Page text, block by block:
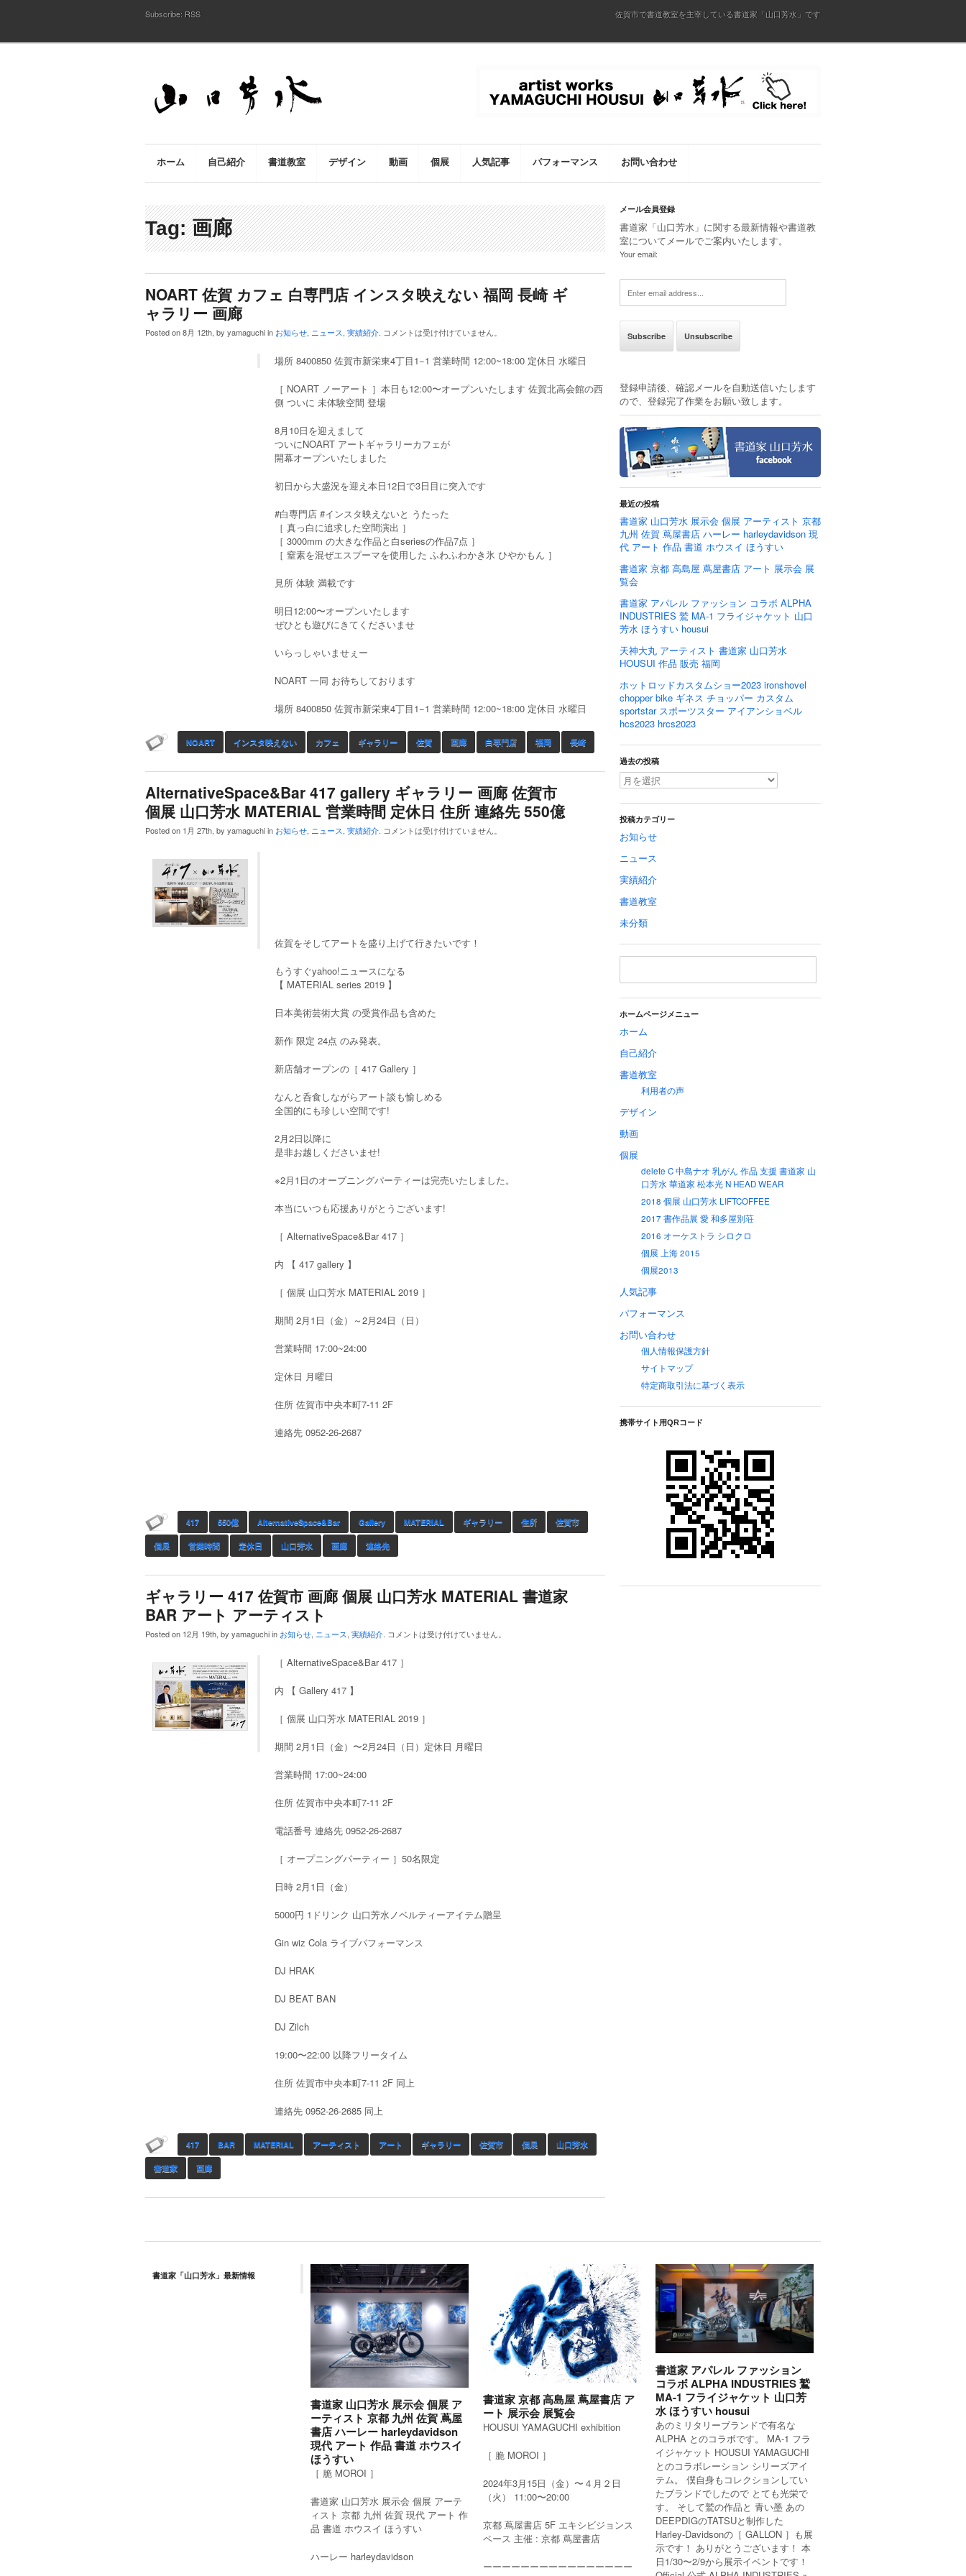
Subscribe: RSS 佐賀市で書道教室を主宰している書道家「山口芳水」です
ホーム 自己紹介 書道教室 デザイン 動画 個展 人気記事 パフォーマンス お問い合わせ
Tag: 画廊
NOART 佐賀 カフェ 白専門店 インスタ映えない 福岡 長崎 ギ
ャラリー 画廊
Posted on 8月 12th, by yamaguchi in お知らせ, ニュース, 実績紹介. コメントは受け付けていません。
場所 8400850 佐賀市新栄東4丁目1−1 営業時間 12:00~18:00 定休日 水曜日
［ NOART ノーアート ］本日も12:00〜オープンいたします 佐賀北高会館の西
側 ついに 未体験空間 登場
8月10日を迎えまして
ついにNOART アートギャラリーカフェが
開幕オープンいたしました
初日から大盛況を迎え本日12日で3日目に突入です
#白専門店 #インスタ映えないと うたった
［ 真っ白に追求した空間演出 ］
［ 3000mm の大きな作品と白seriesの作品7点 ］
［ 窒素を混ぜエスプーマを使用した ふわふわかき氷 ひやかもん ］
見所 体験 満載です
明日12:00〜オープンいたします
ぜひとも遊びにきてくださいませ
いらっしゃいませぇー
NOART 一同 お待ちしております
場所 8400850 佐賀市新栄東4丁目1−1 営業時間 12:00~18:00 定休日 水曜日
NOART インスタ映えない カフェ ギャラリー 佐賀 画廊 白専門店 福岡 長崎
AlternativeSpace&Bar 417 gallery ギャラリー 画廊 佐賀市
個展 山口芳水 MATERIAL 営業時間 定休日 住所 連絡先 550億
Posted on 1月 27th, by yamaguchi in お知らせ, ニュース, 実績紹介. コメントは受け付けていません。
佐賀をそしてアートを盛り上げて行きたいです！
もうすぐyahoo!ニュースになる
【 MATERIAL series 2019 】
日本美術芸術大賞 の受賞作品も含めた
新作 限定 24点 のみ発表。
新店舗オープンの［ 417 Gallery ］
なんと呑食しながらアート談も愉しめる
全国的にも珍しい空間です!
2月2日以降に
是非お越しくださいませ!
※2月1日のオープニングパーティーは完売いたしました。
本当にいつも応援ありがとうございます!
［ AlternativeSpace&Bar 417 ］
内 【 417 gallery 】
［ 個展 山口芳水 MATERIAL 2019 ］
期間 2月1日（金）～2月24日（日）
営業時間 17:00~24:00
定休日 月曜日
住所 佐賀市中央本町7-11 2F
連絡先 0952-26-2687
417 550億 AlternativeSpace&Bar Gallery MATERIAL ギャラリー 住所 佐賀市
個展 営業時間 定休日 山口芳水 画廊 連絡先
ギャラリー 417 佐賀市 画廊 個展 山口芳水 MATERIAL 書道家
BAR アート アーティスト
Posted on 12月 19th, by yamaguchi in お知らせ, ニュース, 実績紹介. コメントは受け付けていません。
［ AlternativeSpace&Bar 417 ］
内 【 Gallery 417 】
［ 個展 山口芳水 MATERIAL 2019 ］
期間 2月1日（金）〜2月24日（日）定休日 月曜日
営業時間 17:00~24:00
住所 佐賀市中央本町7-11 2F
電話番号 連絡先 0952-26-2687
［ オープニングパーティー ］50名限定
日時 2月1日（金）
5000円 1ドリンク 山口芳水ノベルティーアイテム贈呈
Gin wiz Cola ライブパフォーマンス
DJ HRAK
DJ BEAT BAN
DJ Zilch
19:00〜22:00 以降フリータイム
住所 佐賀市中央本町7-11 2F 同上
連絡先 0952-26-2685 同上
417 BAR MATERIAL アーティスト アート ギャラリー 佐賀市 個展 山口芳水
書道家 画廊
メール会員登録
書道家「山口芳水」に関する最新情報や書道教
室についてメールでご案内いたします。
Your email:
登録申請後、確認メールを自動送信いたします
ので、登録完了作業をお願い致します。
最近の投稿
書道家 山口芳水 展示会 個展 アーティスト 京都
九州 佐賀 蔦屋書店 ハーレー harleydavidson 現
代 アート 作品 書道 ホウスイ ほうすい
書道家 京都 高島屋 蔦屋書店 アート 展示会 展
覧会
書道家 アパレル ファッション コラボ ALPHA
INDUSTRIES 鷲 MA-1 フライジャケット 山口
芳水 ほうすい housui
天神大丸 アーティスト 書道家 山口芳水
HOUSUI 作品 販売 福岡
ホットロッドカスタムショー2023 ironshovel
chopper bike ギネス チョッパー カスタム
sportstar スポーツスター アイアンショベル
hcs2023 hrcs2023
過去の投稿
投稿カテゴリー
お知らせ
ニュース
実績紹介
書道教室
未分類
ホームページメニュー
ホーム
自己紹介
書道教室
利用者の声
デザイン
動画
個展
delete C 中島ナオ 乳がん 作品 支援 書道家 山
口芳水 華道家 松本光 N HEAD WEAR
2018 個展 山口芳水 LIFTCOFFEE
2017 書作品展 愛 和多屋別荘
2016 オーケストラ シロクロ
個展 上海 2015
個展2013
人気記事
パフォーマンス
お問い合わせ
個人情報保護方針
サイトマップ
特定商取引法に基づく表示
携帯サイト用QRコード
書道家「山口芳水」最新情報
書道家 山口芳水 展示会 個展 ア
ーティスト 京都 九州 佐賀 蔦屋
書店 ハーレー harleydavidson
現代 アート 作品 書道 ホウスイ
ほうすい
［ 脆 MOROI ］
書道家 山口芳水 展示会 個展 アーテ
ィスト 京都 九州 佐賀 現代 アート 作
品 書道 ホウスイ ほうすい
ハーレー harleydavidson
書道家 京都 高島屋 蔦屋書店 ア
ート 展示会 展覧会
HOUSUI YAMAGUCHI exhibition
［ 脆 MOROI ］
2024年3月15日（金）〜４月２日
（火） 11:00〜20:00
京都 蔦屋書店 5F エキシビジョンス
ペース 主催 : 京都 蔦屋書店
ーーーーーーーーーーーーーーーー
書道家 アパレル ファッション
コラボ ALPHA INDUSTRIES 鷲
MA-1 フライジャケット 山口芳
水 ほうすい housui
あのミリタリーブランドで有名な
ALPHA とのコラボです。 MA-1 フラ
イジャケット HOUSUI YAMAGUCHI
とのコラボレーション シリーズアイ
テム。 僕自身もコレクションしてい
たブランドでしたので とても光栄で
す。 そして鷲の作品と 青い墨 あの
DEEPDIGのTATSUと制作した
Harley-Davidsonの［ GALLON ］も展
示です！ ありがとうございます！ 本
日1/30〜2/9から展示イベントです！